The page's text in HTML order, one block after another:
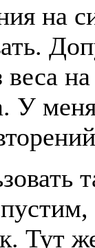
на
веса
У
Тут